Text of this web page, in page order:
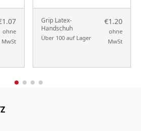
ohne
MwSt
Grip Latex-
Handschuh
Über 100 auf Lager
€1.20
ohne
MwSt